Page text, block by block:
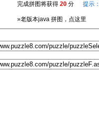
完成拼图将获得 20 分 提示
»老版本java 拼图，点这里